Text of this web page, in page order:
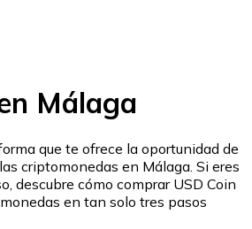
Málaga
que te ofrece la oportunidad de
criptomonedas en Málaga. Si eres
descubre cómo comprar USD Coin
en tan solo tres pasos